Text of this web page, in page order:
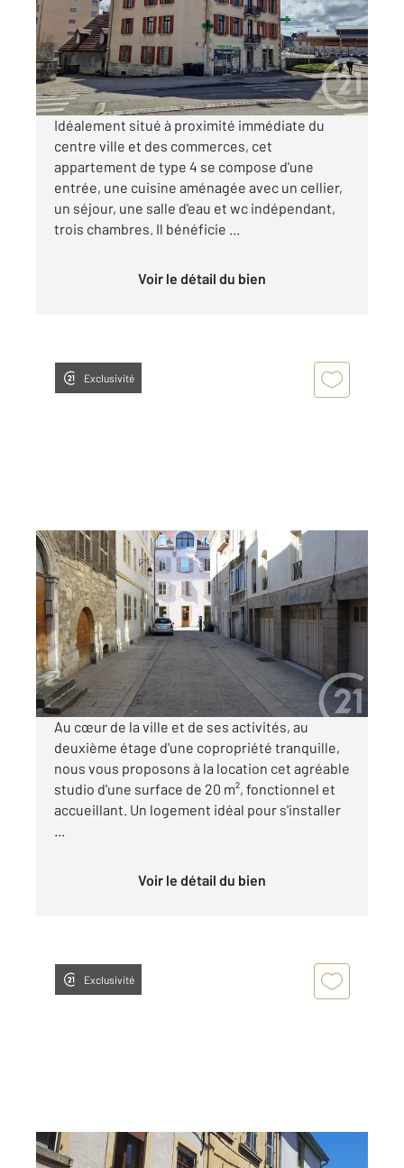
Appartement F4 à louer
890 €
par mois charges comprises
Idéalement situé à proximité immédiate du
centre ville et des commerces, cet
appartement de type 4 se compose d'une
entrée, une cuisine aménagée avec un cellier,
un séjour, une salle d'eau et wc indépendant,
trois chambres. Il bénéficie ...
Voir le détail du bien
Exclusivité
PONTARLIER 25
20 m2, 1 pièce
Ref : 27806
Appartement Studio à louer
480 €
par mois charges comprises
Au cœur de la ville et de ses activités, au
deuxième étage d'une copropriété tranquille,
nous vous proposons à la location cet agréable
studio d'une surface de 20 m², fonctionnel et
accueillant. Un logement idéal pour s'installer
...
Voir le détail du bien
Exclusivité
PONTARLIER 25